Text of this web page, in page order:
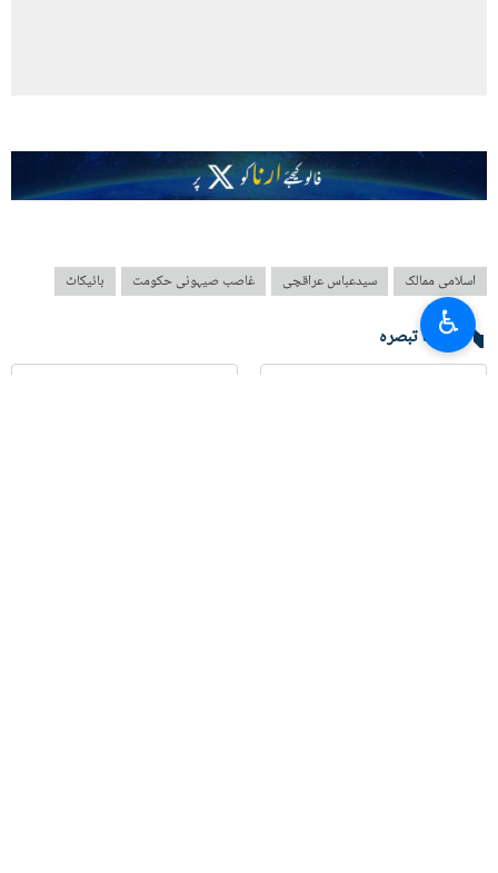
اسلامی ممالک سیدعباس عراقچی غاصب صیہونی حکومت بائیکاٹ
آپ کا تبصرہ
♿︎